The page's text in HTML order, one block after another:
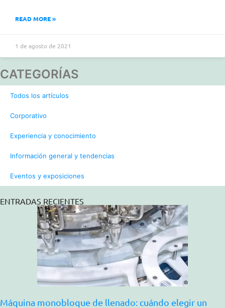
READ MORE »
1 de agosto de 2021
CATEGORÍAS
Todos los artículos
Corporativo
Experiencia y conocimiento
Información general y tendencias
Eventos y exposiciones
ENTRADAS RECIENTES
Máquina monobloque de llenado: cuándo elegir un